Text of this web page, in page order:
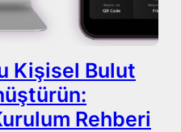
Kişisel Bulut
Rehberi